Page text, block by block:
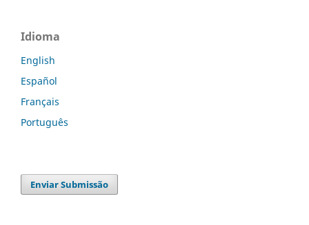
Idioma
English
Español
Français
Português
Enviar Submissão